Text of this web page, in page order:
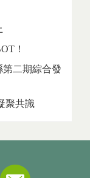
！
二期綜合發
聚共識